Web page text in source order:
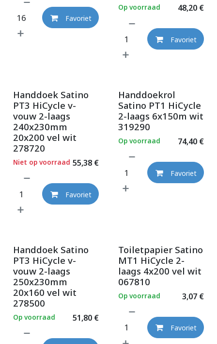
Favoriet
48,20€
Op voorraad
Favoriet
Handdoek Satino
PT3 HiCycle v-
vouw 2-laags
240x230mm
20x200 vel wit
278720
55,38€
Niet op voorraad
Favoriet
Handdoekrol
Satino PT1 HiCycle
2-laags 6x150m wit
319290
74,40€
Op voorraad
Favoriet
Handdoek Satino
PT3 HiCycle v-
vouw 2-laags
250x230mm
20x160 vel wit
278500
51,80€
Op voorraad
Toiletpapier Satino
MT1 HiCycle 2-
laags 4x200 vel wit
067810
3,07€
Op voorraad
Favoriet